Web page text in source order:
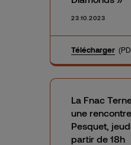
23.10.2023
Télécharger
La Fnac
une
Pesquet,
partir de 18h